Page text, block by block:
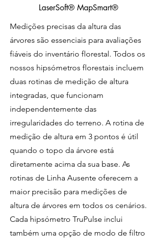
LaserSoft® MapSmart®
Medições precisas da altura das
árvores são essenciais para avaliações
fiáveis ​​do inventário florestal. Todos os
nossos hipsómetros florestais incluem
duas rotinas de medição de altura
integradas, que funcionam
independentemente das
irregularidades do terreno. A rotina de
medição de altura em 3 pontos é útil
quando o topo da árvore está
diretamente acima da sua base. As
rotinas de Linha Ausente oferecem a
maior precisão para medições de
altura de árvores em todos os cenários.
Cada hipsómetro TruPulse inclui
também uma opção de modo de filtro